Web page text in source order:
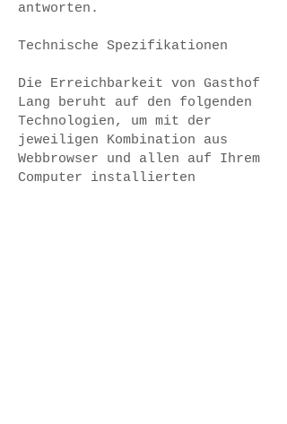
antworten.
Technische Spezifikationen
Die Erreichbarkeit von Gasthof
Lang beruht auf den folgenden
Technologien, um mit der
jeweiligen Kombination aus
Webbrowser und allen auf Ihrem
Computer installierten